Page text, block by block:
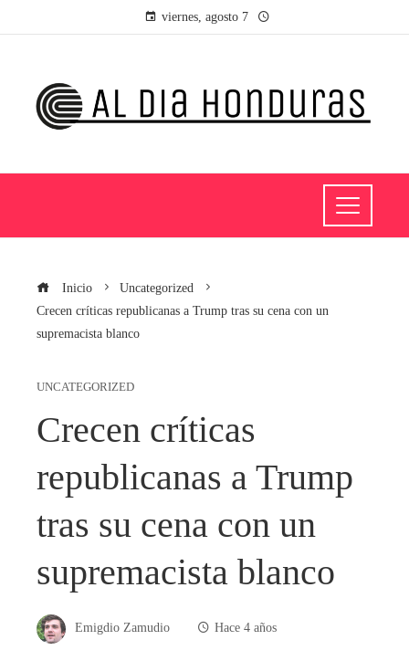
viernes, agosto 7
Inicio
Uncategorized
Crecen críticas republicanas a Trump tras su cena con un
supremacista blanco
UNCATEGORIZED
Crecen críticas
republicanas a Trump
tras su cena con un
supremacista blanco
Emigdio Zamudio Hace 4 años